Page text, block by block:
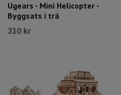
Ugears - Mini Helicopter -
Byggsats i trä
310 kr